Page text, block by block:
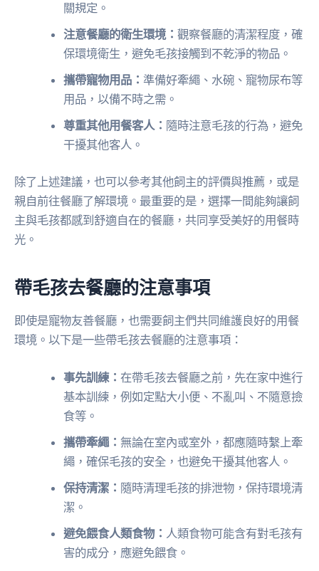
關規定。
注意餐廳的衛生環境：觀察餐廳的清潔程度，確
保環境衛生，避免毛孩接觸到不乾淨的物品。
攜帶寵物用品： 準備好牽繩、水碗、寵物尿布等
用品，以備不時之需。
尊重其他用餐客人： 隨時注意毛孩的行為，避免
干擾其他客人。
除了上述建議，也可以參考其他飼主的評價與推薦，或是
親自前往餐廳了解環境。最重要的是，選擇一間能夠讓飼
主與毛孩都感到舒適自在的餐廳，共同享受美好的用餐時
光。
帶毛孩去餐廳的注意事項
即使是寵物友善餐廳，也需要飼主們共同維護良好的用餐
環境。以下是一些帶毛孩去餐廳的注意事項：
事先訓練：在帶毛孩去餐廳之前，先在家中進行
基本訓練，例如定點大小便、不亂叫、不隨意撿
食等。
攜帶牽繩： 無論在室內或室外，都應隨時繫上牽
繩，確保毛孩的安全，也避免干擾其他客人。
保持清潔： 隨時清理毛孩的排泄物，保持環境清
潔。
避免餵食人類食物： 人類食物可能含有對毛孩有
害的成分，應避免餵食。